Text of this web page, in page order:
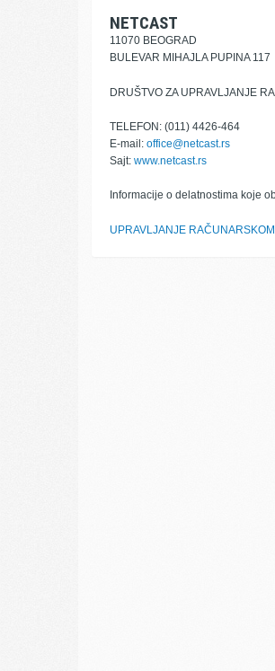
NETCAST
11070 BEOGRAD
BULEVAR MIHAJLA PUPINA 117
DRUŠTVO ZA UPRAVLJANJE
TELEFON: (011) 4426-464
E-mail: office@netcast.rs
Sajt: www.netcast.rs
Informacije o delatnostima koje
UPRAVLJANJE